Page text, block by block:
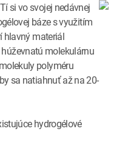
si vo svojej nedávnej
báze s využitím
hlavný materiál
molekulárnu
polyméru
sa natiahnuť až na 20-
hydrogélové